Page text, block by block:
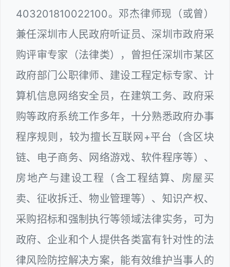
403201810022100。邓杰律师现（或曾）
兼任深圳市人民政府听证员、深圳市政府采
购评审专家（法律类），曾担任深圳市某区
政府部门公职律师、建设工程定标专家、计
算机信息网络安全员，在建筑工务、政府采
购等政府系统工作多年，十分熟悉政府办事
程序规则，较为擅长互联网+平台（含区块
链、电子商务、网络游戏、软件程序等）、
房地产与建设工程（含工程结算、房屋买
卖、征收拆迁、物业管理等）、知识产权、
采购招标和强制执行等领域法律实务，可为
政府、企业和个人提供各类富有针对性的法
律风险防控解决方案，能有效维护当事人的